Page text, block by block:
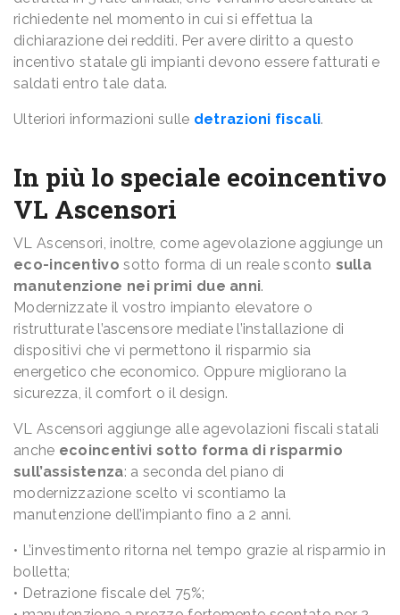
richiedente nel momento in cui si effettua la
dichiarazione dei redditi. Per avere diritto a questo
incentivo statale gli impianti devono essere fatturati e
saldati entro tale data.
Ulteriori informazioni sulle detrazioni fiscali.
In più lo speciale ecoincentivo
VL Ascensori
VL Ascensori, inoltre, come agevolazione aggiunge un
eco-incentivo sotto forma di un reale sconto sulla
manutenzione nei primi due anni.
Modernizzate il vostro impianto elevatore o
ristrutturate l’ascensore mediate l’installazione di
dispositivi che vi permettono il risparmio sia
energetico che economico. Oppure migliorano la
sicurezza, il comfort o il design.
VL Ascensori aggiunge alle agevolazioni fiscali statali
anche ecoincentivi sotto forma di risparmio
sull’assistenza: a seconda del piano di
modernizzazione scelto vi scontiamo la
manutenzione dell’impianto fino a 2 anni.
• L’investimento ritorna nel tempo grazie al risparmio in
bolletta;
• Detrazione fiscale del 75%;